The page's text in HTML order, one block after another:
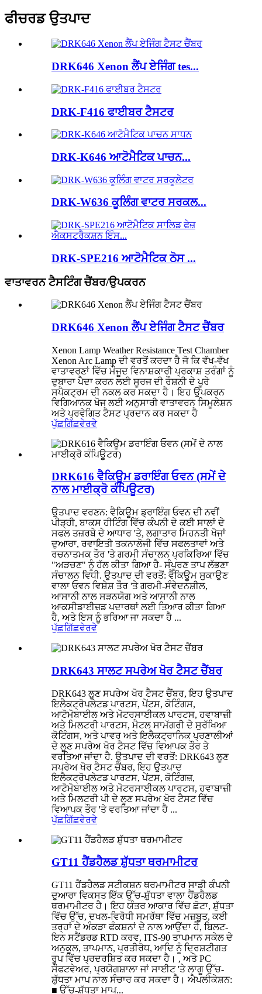
ਫੀਚਰਡ ਉਤਪਾਦ
DRK646 Xenon ਲੈਂਪ ਏਜਿੰਗ tes...
DRK-F416 ਫਾਈਬਰ ਟੈਸਟਰ
DRK-K646 ਆਟੋਮੈਟਿਕ ਪਾਚਨ...
DRK-W636 ਕੂਲਿੰਗ ਵਾਟਰ ਸਰਕਲ...
DRK-SPE216 ਆਟੋਮੈਟਿਕ ਠੋਸ ...
ਵਾਤਾਵਰਨ ਟੈਸਟਿੰਗ ਚੈਂਬਰ/ਉਪਕਰਨ
DRK646 Xenon ਲੈਂਪ ਏਜਿੰਗ ਟੈਸਟ ਚੈਂਬਰ
Xenon Lamp Weather Resistance Test Chamber
Xenon Arc Lamp ਦੀ ਵਰਤੋਂ ਕਰਦਾ ਹੈ ਜੋ ਕਿ ਵੱਖ-ਵੱਖ
ਵਾਤਾਵਰਣਾਂ ਵਿੱਚ ਮੌਜੂਦ ਵਿਨਾਸ਼ਕਾਰੀ ਪ੍ਰਕਾਸ਼ ਤਰੰਗਾਂ ਨੂੰ
ਦੁਬਾਰਾ ਪੈਦਾ ਕਰਨ ਲਈ ਸੂਰਜ ਦੀ ਰੌਸ਼ਨੀ ਦੇ ਪੂਰੇ
ਸਪੈਕਟ੍ਰਮ ਦੀ ਨਕਲ ਕਰ ਸਕਦਾ ਹੈ। ਇਹ ਉਪਕਰਨ
ਵਿਗਿਆਨਕ ਖੋਜ ਲਈ ਅਨੁਸਾਰੀ ਵਾਤਾਵਰਨ ਸਿਮੂਲੇਸ਼ਨ
ਅਤੇ ਪ੍ਰਵੇਗਿਤ ਟੈਸਟ ਪ੍ਰਦਾਨ ਕਰ ਸਕਦਾ ਹੈ
ਪੁੱਛਗਿੱਛਵੇਰਵੇ
DRK616 ਵੈਕਿਊਮ ਡਰਾਇੰਗ ਓਵਨ (ਸਮੇਂ ਦੇ
ਨਾਲ ਮਾਈਕ੍ਰੋ ਕੰਪਿਊਟਰ)
ਉਤਪਾਦ ਵਰਣਨ: ਵੈਕਿਊਮ ਡ੍ਰਾਇੰਗ ਓਵਨ ਦੀ ਨਵੀਂ
ਪੀੜ੍ਹੀ, ਬਾਕਸ ਹੀਟਿੰਗ ਵਿੱਚ ਕੰਪਨੀ ਦੇ ਕਈ ਸਾਲਾਂ ਦੇ
ਸਫਲ ਤਜ਼ਰਬੇ ਦੇ ਆਧਾਰ 'ਤੇ, ਲਗਾਤਾਰ ਮਿਹਨਤੀ ਖੋਜਾਂ
ਦੁਆਰਾ, ਰਵਾਇਤੀ ਤਕਨਾਲੋਜੀ ਵਿੱਚ ਸਫਲਤਾਵਾਂ ਅਤੇ
ਰਚਨਾਤਮਕ ਤੌਰ 'ਤੇ ਗਰਮੀ ਸੰਚਾਲਨ ਪ੍ਰਕਿਰਿਆ ਵਿੱਚ
"ਅੜਚਣ" ਨੂੰ ਹੱਲ ਕੀਤਾ ਗਿਆ ਹੈ- ਸੰਪੂਰਣ ਤਾਪ ਲੱਭਣਾ
ਸੰਚਾਲਨ ਵਿਧੀ. ਉਤਪਾਦ ਦੀ ਵਰਤੋਂ: ਵੈਕਿਊਮ ਸੁਕਾਉਣ
ਵਾਲਾ ਓਵਨ ਵਿਸ਼ੇਸ਼ ਤੌਰ 'ਤੇ ਗਰਮੀ-ਸੰਵੇਦਨਸ਼ੀਲ,
ਆਸਾਨੀ ਨਾਲ ਸੜਨਯੋਗ ਅਤੇ ਆਸਾਨੀ ਨਾਲ
ਆਕਸੀਡਾਈਜ਼ਡ ਪਦਾਰਥਾਂ ਲਈ ਤਿਆਰ ਕੀਤਾ ਗਿਆ
ਹੈ, ਅਤੇ ਇਸ ਨੂੰ ਭਰਿਆ ਜਾ ਸਕਦਾ ਹੈ ...
ਪੁੱਛਗਿੱਛਵੇਰਵੇ
DRK643 ਸਾਲਟ ਸਪਰੇਅ ਖੋਰ ਟੈਸਟ ਚੈਂਬਰ
DRK643 ਲੂਣ ਸਪਰੇਅ ਖੋਰ ਟੈਸਟ ਚੈਂਬਰ, ਇਹ ਉਤਪਾਦ
ਇਲੈਕਟ੍ਰੋਪਲੇਟਡ ਪਾਰਟਸ, ਪੇਂਟਸ, ਕੋਟਿੰਗਸ,
ਆਟੋਮੋਬਾਈਲ ਅਤੇ ਮੋਟਰਸਾਈਕਲ ਪਾਰਟਸ, ਹਵਾਬਾਜ਼ੀ
ਅਤੇ ਮਿਲਟਰੀ ਪਾਰਟਸ, ਮੈਟਲ ਸਾਮੱਗਰੀ ਦੇ ਸੁਰੱਖਿਆ
ਕੋਟਿੰਗਸ, ਅਤੇ ਪਾਵਰ ਅਤੇ ਇਲੈਕਟ੍ਰਾਨਿਕ ਪ੍ਰਣਾਲੀਆਂ
ਦੇ ਲੂਣ ਸਪਰੇਅ ਖੋਰ ਟੈਸਟ ਵਿੱਚ ਵਿਆਪਕ ਤੌਰ ਤੇ
ਵਰਤਿਆ ਜਾਂਦਾ ਹੈ. ਉਤਪਾਦ ਦੀ ਵਰਤੋਂ: DRK643 ਲੂਣ
ਸਪਰੇਅ ਖੋਰ ਟੈਸਟ ਚੈਂਬਰ, ਇਹ ਉਤਪਾਦ
ਇਲੈਕਟ੍ਰੋਪਲੇਟਡ ਪਾਰਟਸ, ਪੇਂਟਸ, ਕੋਟਿੰਗਜ਼,
ਆਟੋਮੋਬਾਈਲ ਅਤੇ ਮੋਟਰਸਾਈਕਲ ਪਾਰਟਸ, ਹਵਾਬਾਜ਼ੀ
ਅਤੇ ਮਿਲਟਰੀ ਪੀ ਦੇ ਲੂਣ ਸਪਰੇਅ ਖੋਰ ਟੈਸਟ ਵਿੱਚ
ਵਿਆਪਕ ਤੌਰ 'ਤੇ ਵਰਤਿਆ ਜਾਂਦਾ ਹੈ ...
ਪੁੱਛਗਿੱਛਵੇਰਵੇ
GT11 ਹੈਂਡਹੈਲਡ ਸ਼ੁੱਧਤਾ ਥਰਮਾਮੀਟਰ
GT11 ਹੈਂਡਹੈਲਡ ਸਟੀਕਸ਼ਨ ਥਰਮਾਮੀਟਰ ਸਾਡੀ ਕੰਪਨੀ
ਦੁਆਰਾ ਵਿਕਸਤ ਇੱਕ ਉੱਚ-ਸ਼ੁੱਧਤਾ ਵਾਲਾ ਹੈਂਡਹੈਲਡ
ਥਰਮਾਮੀਟਰ ਹੈ। ਇਹ ਯੰਤਰ ਆਕਾਰ ਵਿੱਚ ਛੋਟਾ, ਸ਼ੁੱਧਤਾ
ਵਿੱਚ ਉੱਚ, ਦਖਲ-ਵਿਰੋਧੀ ਸਮਰੱਥਾ ਵਿੱਚ ਮਜ਼ਬੂਤ, ਕਈ
ਤਰ੍ਹਾਂ ਦੇ ਅੰਕੜਾ ਫੰਕਸ਼ਨਾਂ ਦੇ ਨਾਲ ਆਉਂਦਾ ਹੈ, ਬਿਲਟ-
ਇਨ ਸਟੈਂਡਰਡ RTD ਕਰਵ, ITS-90 ਤਾਪਮਾਨ ਸਕੇਲ ਦੇ
ਅਨੁਕੂਲ, ਤਾਪਮਾਨ, ਪ੍ਰਤੀਰੋਧ, ਆਦਿ ਨੂੰ ਦ੍ਰਿਸ਼ਟੀਗਤ
ਰੂਪ ਵਿੱਚ ਪ੍ਰਦਰਸ਼ਿਤ ਕਰ ਸਕਦਾ ਹੈ। , ਅਤੇ PC
ਸੌਫਟਵੇਅਰ, ਪ੍ਰਯੋਗਸ਼ਾਲਾ ਜਾਂ ਸਾਈਟ 'ਤੇ ਲਾਗੂ ਉੱਚ-
ਸ਼ੁੱਧਤਾ ਮਾਪ ਨਾਲ ਸੰਚਾਰ ਕਰ ਸਕਦਾ ਹੈ। ਐਪਲੀਕੇਸ਼ਨ:
■ ਉੱਚ-ਸ਼ੁੱਧਤਾ ਮਾਪ...